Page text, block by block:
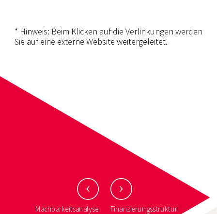
* Hinweis: Beim Klicken auf die Verlinkungen werden
Sie auf eine externe Website weitergeleitet.
Machbarkeitsanalyse Finanzierungsstrukturi